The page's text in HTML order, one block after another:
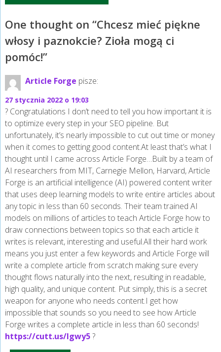
One thought on “Chcesz mieć piękne
włosy i paznokcie? Zioła mogą ci
pomóc!”
Article Forge pisze:
27 stycznia 2022 o 19:03
? Congratulations I don’t need to tell you how important it is
to optimize every step in your SEO pipeline. But
unfortunately, it’s nearly impossible to cut out time or money
when it comes to getting good content.At least that’s what I
thought until I came across Article Forge…Built by a team of
AI researchers from MIT, Carnegie Mellon, Harvard, Article
Forge is an artificial intelligence (AI) powered content writer
that uses deep learning models to write entire articles about
any topic in less than 60 seconds. Their team trained AI
models on millions of articles to teach Article Forge how to
draw connections between topics so that each article it
writes is relevant, interesting and useful.All their hard work
means you just enter a few keywords and Article Forge will
write a complete article from scratch making sure every
thought flows naturally into the next, resulting in readable,
high quality, and unique content. Put simply, this is a secret
weapon for anyone who needs content.I get how
impossible that sounds so you need to see how Article
Forge writes a complete article in less than 60 seconds!
https://cutt.us/lgwy5?